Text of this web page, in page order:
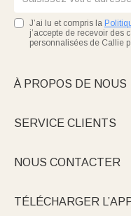
J’ai lu et compris la
j’accepte de recevoir
personnalisées de Callie
À PROPOS DE NOUS
SERVICE CLIENTS
NOUS CONTACTER
TÉLÉCHARGER